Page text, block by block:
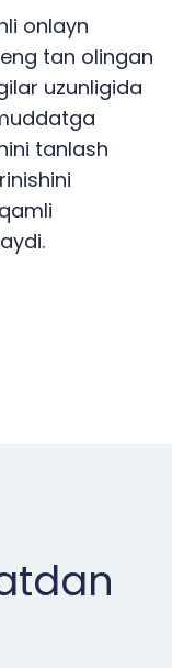
onlayn
tan olingan
uzunligida
tanlash